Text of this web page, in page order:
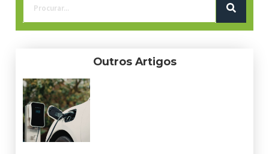
Outros Artigos